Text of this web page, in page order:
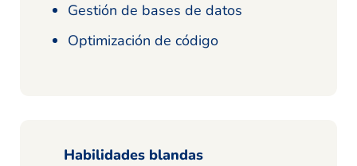
Gestión de bases de datos
Optimización de código
Habilidades blandas